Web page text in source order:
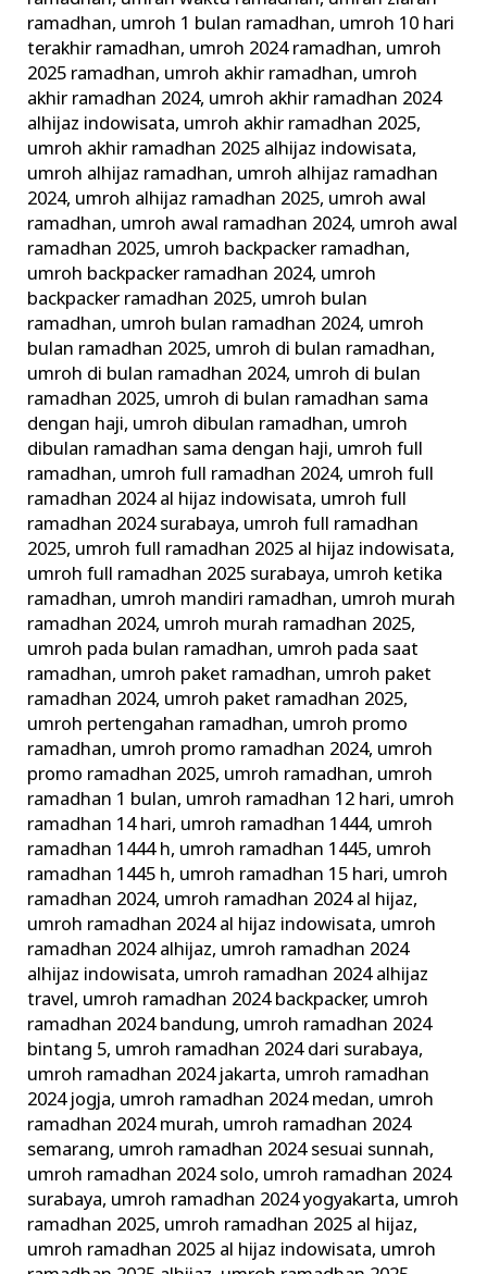
ramadhan, umroh 1 bulan ramadhan, umroh 10 hari
terakhir ramadhan, umroh 2024 ramadhan, umroh
2025 ramadhan, umroh akhir ramadhan, umroh
akhir ramadhan 2024, umroh akhir ramadhan 2024
alhijaz indowisata, umroh akhir ramadhan 2025,
umroh akhir ramadhan 2025 alhijaz indowisata,
umroh alhijaz ramadhan, umroh alhijaz ramadhan
2024, umroh alhijaz ramadhan 2025, umroh awal
ramadhan, umroh awal ramadhan 2024, umroh awal
ramadhan 2025, umroh backpacker ramadhan,
umroh backpacker ramadhan 2024, umroh
backpacker ramadhan 2025, umroh bulan
ramadhan, umroh bulan ramadhan 2024, umroh
bulan ramadhan 2025, umroh di bulan ramadhan,
umroh di bulan ramadhan 2024, umroh di bulan
ramadhan 2025, umroh di bulan ramadhan sama
dengan haji, umroh dibulan ramadhan, umroh
dibulan ramadhan sama dengan haji, umroh full
ramadhan, umroh full ramadhan 2024, umroh full
ramadhan 2024 al hijaz indowisata, umroh full
ramadhan 2024 surabaya, umroh full ramadhan
2025, umroh full ramadhan 2025 al hijaz indowisata,
umroh full ramadhan 2025 surabaya, umroh ketika
ramadhan, umroh mandiri ramadhan, umroh murah
ramadhan 2024, umroh murah ramadhan 2025,
umroh pada bulan ramadhan, umroh pada saat
ramadhan, umroh paket ramadhan, umroh paket
ramadhan 2024, umroh paket ramadhan 2025,
umroh pertengahan ramadhan, umroh promo
ramadhan, umroh promo ramadhan 2024, umroh
promo ramadhan 2025, umroh ramadhan, umroh
ramadhan 1 bulan, umroh ramadhan 12 hari, umroh
ramadhan 14 hari, umroh ramadhan 1444, umroh
ramadhan 1444 h, umroh ramadhan 1445, umroh
ramadhan 1445 h, umroh ramadhan 15 hari, umroh
ramadhan 2024, umroh ramadhan 2024 al hijaz,
umroh ramadhan 2024 al hijaz indowisata, umroh
ramadhan 2024 alhijaz, umroh ramadhan 2024
alhijaz indowisata, umroh ramadhan 2024 alhijaz
travel, umroh ramadhan 2024 backpacker, umroh
ramadhan 2024 bandung, umroh ramadhan 2024
bintang 5, umroh ramadhan 2024 dari surabaya,
umroh ramadhan 2024 jakarta, umroh ramadhan
2024 jogja, umroh ramadhan 2024 medan, umroh
ramadhan 2024 murah, umroh ramadhan 2024
semarang, umroh ramadhan 2024 sesuai sunnah,
umroh ramadhan 2024 solo, umroh ramadhan 2024
surabaya, umroh ramadhan 2024 yogyakarta, umroh
ramadhan 2025, umroh ramadhan 2025 al hijaz,
umroh ramadhan 2025 al hijaz indowisata, umroh